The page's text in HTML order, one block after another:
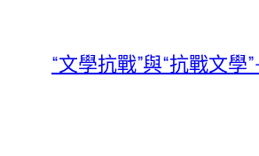
“文學抗戰”與“抗戰文